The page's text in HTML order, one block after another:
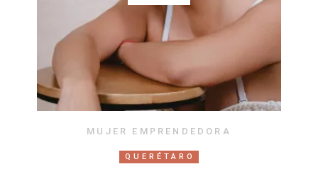
MUJER EMPRENDEDORA
QUERÉTARO